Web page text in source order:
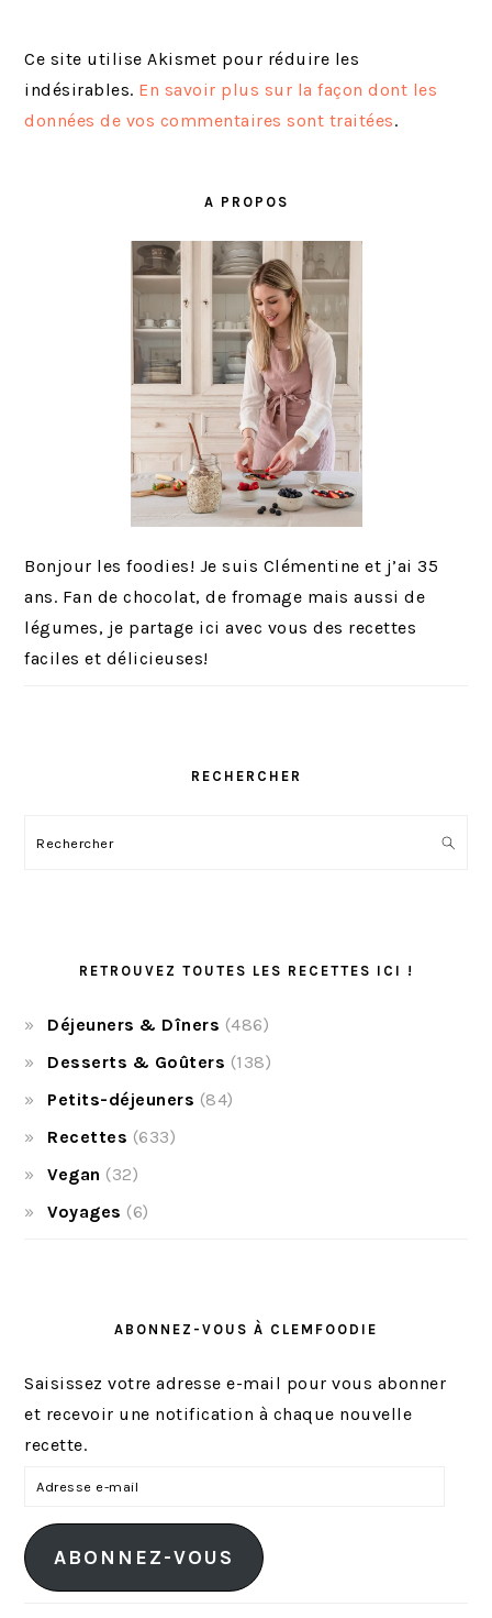
Ce site utilise Akismet pour réduire les
indésirables. En savoir plus sur la façon dont les
données de vos commentaires sont traitées.
A PROPOS
Bonjour les foodies! Je suis Clémentine et j’ai 35
ans. Fan de chocolat, de fromage mais aussi de
légumes, je partage ici avec vous des recettes
faciles et délicieuses!
RECHERCHER
Rechercher
RETROUVEZ TOUTES LES RECETTES ICI !
Déjeuners & Dîners (486)
Desserts & Goûters (138)
Petits-déjeuners (84)
Recettes (633)
Vegan (32)
Voyages (6)
ABONNEZ-VOUS À CLEMFOODIE
Saisissez votre adresse e-mail pour vous abonner
et recevoir une notification à chaque nouvelle
recette.
r
e
ABONNEZ-VOUS